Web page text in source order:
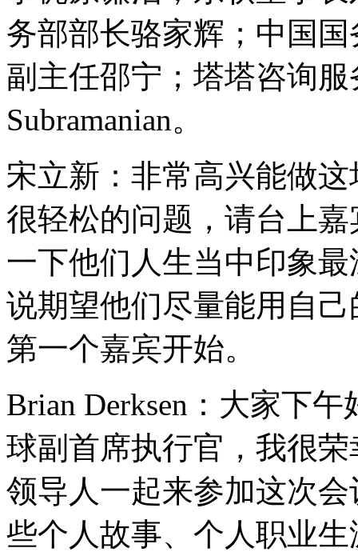
务部部长骆家辉；中国
副主任邵宁；塔塔咨询服
Subramanian。
宋立新：非常高兴能做
很轻松的问题，请台上
一下他们人生当中印象
说期望他们尽量能用自
第一个嘉宾开始。
Brian Derksen：大家下
球副首席执行官，我很
领导人一起来参加这次
些个人故事、个人职业